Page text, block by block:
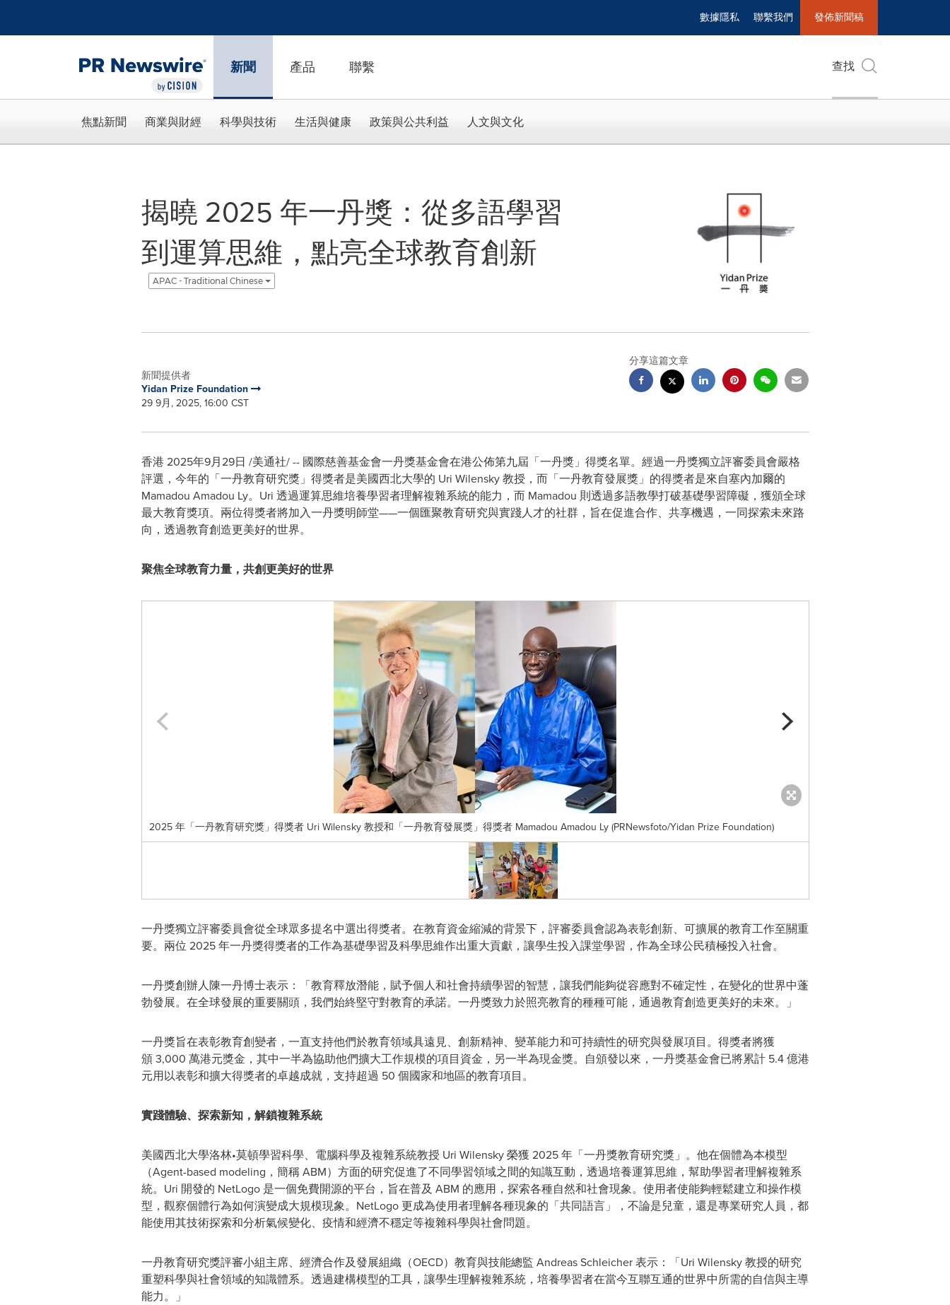
數據隱私 聯繫我們 發佈新聞稿
新聞 產品 聯繫 查找
焦點新聞 商業與財經 科學與技術 生活與健康 政策與公共利益 人文與文化
揭曉 2025 年一丹獎：從多語學習
到運算思維，點亮全球教育創新
APAC - Traditional Chinese
新聞提供者
Yidan Prize Foundation
29 9月, 2025, 16:00 CST
分享這篇文章
香港 2025年9月29日 /美通社/ -- 國際慈善基金會一丹獎基金會在港公佈第九屆「一丹獎」得獎名單。經過一丹獎獨立評審委員會嚴格
評選，今年的「一丹教育研究獎」得獎者是美國西北大學的 Uri Wilensky 教授，而「一丹教育發展獎」的得獎者是來自塞內加爾的
Mamadou Amadou Ly。Uri 透過運算思維培養學習者理解複雜系統的能力，而 Mamadou 則透過多語教學打破基礎學習障礙，獲頒全球
最大教育獎項。兩位得獎者將加入一丹獎明師堂——一個匯聚教育研究與實踐人才的社群，旨在促進合作、共享機遇，一同探索未來路
向，透過教育創造更美好的世界。
聚焦全球教育力量，共創更美好的世界
2025 年「一丹教育研究獎」得獎者 Uri Wilensky 教授和「一丹教育發展獎」得獎者 Mamadou Amadou Ly (PRNewsfoto/Yidan Prize Foundation)
一丹獎獨立評審委員會從全球眾多提名中選出得獎者。在教育資金縮減的背景下，評審委員會認為表彰創新、可擴展的教育工作至關重
要。兩位 2025 年一丹獎得獎者的工作為基礎學習及科學思維作出重大貢獻，讓學生投入課堂學習，作為全球公民積極投入社會。
一丹獎創辦人陳一丹博士表示：「教育釋放潛能，賦予個人和社會持續學習的智慧，讓我們能夠從容應對不確定性，在變化的世界中蓬
勃發展。在全球發展的重要關頭，我們始終堅守對教育的承諾。一丹獎致力於照亮教育的種種可能，通過教育創造更美好的未來。」
一丹獎旨在表彰教育創變者，一直支持他們於教育領域具遠見、創新精神、變革能力和可持續性的研究與發展項目。得獎者將獲
頒 3,000 萬港元獎金，其中一半為協助他們擴大工作規模的項目資金，另一半為現金獎。自頒發以來，一丹獎基金會已將累計 5.4 億港
元用以表彰和擴大得獎者的卓越成就，支持超過 50 個國家和地區的教育項目。
實踐體驗、探索新知，解鎖複雜系統
美國西北大學洛林•莫頓學習科學、電腦科學及複雜系統教授 Uri Wilensky 榮獲 2025 年「一丹獎教育研究獎」。他在個體為本模型
（Agent-based modeling，簡稱 ABM）方面的研究促進了不同學習領域之間的知識互動，透過培養運算思維，幫助學習者理解複雜系
統。Uri 開發的 NetLogo 是一個免費開源的平台，旨在普及 ABM 的應用，探索各種自然和社會現象。使用者使能夠輕鬆建立和操作模
型，觀察個體行為如何演變成大規模現象。NetLogo 更成為使用者理解各種現象的「共同語言」，不論是兒童，還是專業研究人員，都
能使用其技術探索和分析氣候變化、疫情和經濟不穩定等複雜科學與社會問題。
一丹教育研究獎評審小組主席、經濟合作及發展組織（OECD）教育與技能總監 Andreas Schleicher 表示：「Uri Wilensky 教授的研究
重塑科學與社會領域的知識體系。透過建構模型的工具，讓學生理解複雜系統，培養學習者在當今互聯互通的世界中所需的自信與主導
能力。」